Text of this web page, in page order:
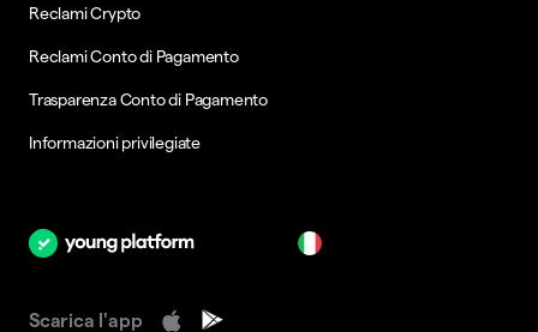
Reclami Crypto
Reclami Conto di Pagamento
Trasparenza Conto di Pagamento
Informazioni privilegiate
Scarica l'app